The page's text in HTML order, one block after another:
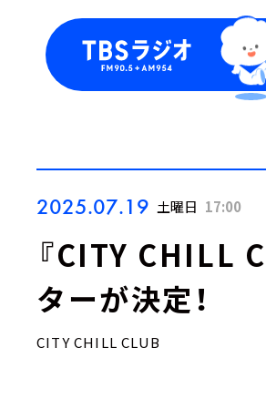
2025.07.19 土曜日 17:00
『CITY CHILL
ターが決定！
CITY CHILL CLUB